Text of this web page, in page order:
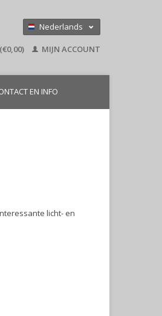
Nederlands
English
MIJN ACCOUNT
EN INFO
licht- en